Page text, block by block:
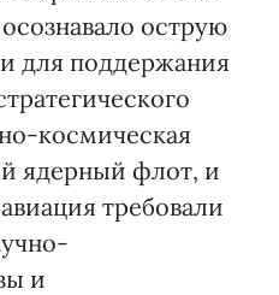
острую
для поддержания
космическая
ядерный флот, и
требовали
и